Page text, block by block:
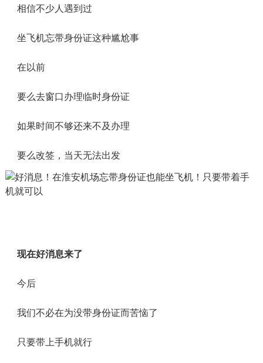
相信不少人遇到过
坐飞机忘带身份证这种尴尬事
在以前
要么去窗口办理临时身份证
如果时间不够还来不及办理
要么改签，当天无法出发
现在好消息来了
今后
我们不必在为没带身份证而苦恼了
只要带上手机就行